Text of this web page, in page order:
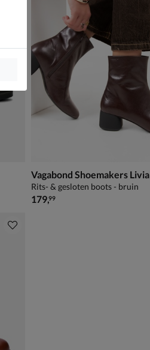
Vagabond Shoemakers Livia
Rits- & gesloten boots - bruin
€ 179,99
179,99